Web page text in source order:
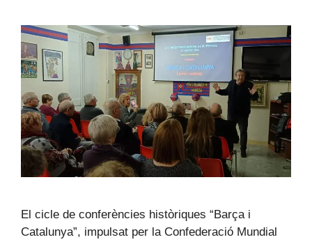
El cicle de conferències històriques “Barça i
Catalunya”, impulsat per la Confederació Mundial